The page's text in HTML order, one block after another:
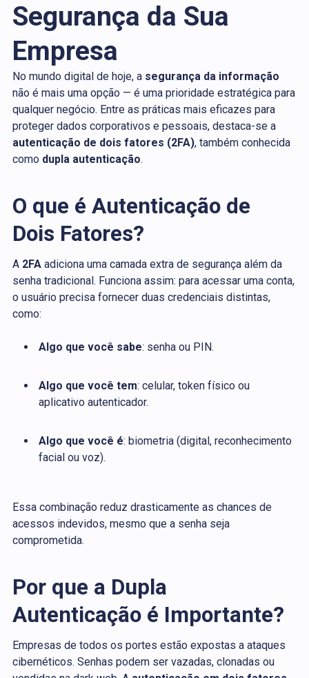
Segurança da Sua
Empresa
No mundo digital de hoje, a segurança da informação
não é mais uma opção — é uma prioridade estratégica para
qualquer negócio. Entre as práticas mais eficazes para
proteger dados corporativos e pessoais, destaca-se a
autenticação de dois fatores (2FA), também conhecida
como dupla autenticação.
O que é Autenticação de
Dois Fatores?
A 2FA adiciona uma camada extra de segurança além da
senha tradicional. Funciona assim: para acessar uma conta,
o usuário precisa fornecer duas credenciais distintas,
como:
Algo que você sabe: senha ou PIN.
Algo que você tem: celular, token físico ou
aplicativo autenticador.
Algo que você é: biometria (digital, reconhecimento
facial ou voz).
Essa combinação reduz drasticamente as chances de
acessos indevidos, mesmo que a senha seja
comprometida.
Por que a Dupla
Autenticação é Importante?
Empresas de todos os portes estão expostas a ataques
cibernéticos. Senhas podem ser vazadas, clonadas ou